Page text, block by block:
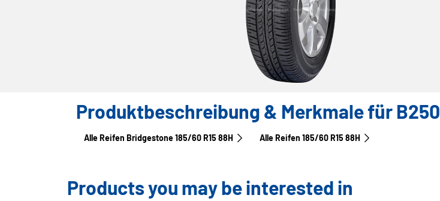
Produktbeschreibung & Merkmale für B250
Alle Reifen Bridgestone 185/60 R15 88H Alle Reifen‎ 185/60 R15 88H
Products you may be interested in